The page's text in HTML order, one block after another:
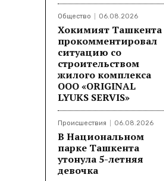
Общество 06.08.2026
Хокимият Ташкента
прокомментировал
ситуацию со
строительством
жилого комплекса
ООО «ORIGINAL
LYUKS SERVIS»
Происшествия 06.08.2026
В Национальном
парке Ташкента
утонула 5-летняя
девочка